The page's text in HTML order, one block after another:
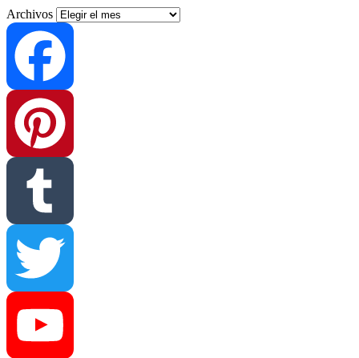
Archivos
Facebook
Pinterest
Tumblr
Twitter